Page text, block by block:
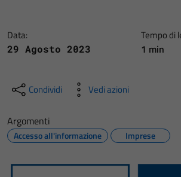
Data:
29 Agosto 2023
Tempo di
1 min
Condividi Vedi azioni
Argomenti
Accesso all'informazione Imprese